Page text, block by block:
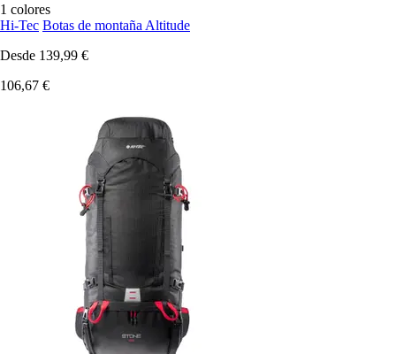
1 colores
Hi-Tec Botas de montaña Altitude
Desde 139,99 €
106,67 €